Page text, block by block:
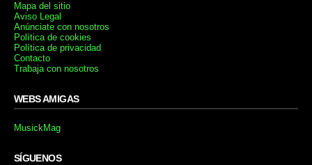
Mapa del sitio
Aviso Legal
Anúnciate con nosotros
Política de cookies
Política de privacidad
Contacto
Trabaja con nosotros
WEBS AMIGAS
MusickMag
SÍGUENOS